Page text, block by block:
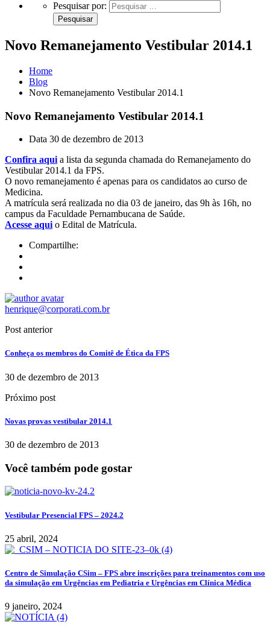
Pesquisar por:
Novo Remanejamento Vestibular 2014.1
Home
Blog
Novo Remanejamento Vestibular 2014.1
Novo Remanejamento Vestibular 2014.1
Data 30 de dezembro de 2013
Confira aqui a lista da segunda chamada do Remanejamento do
Vestibular 2014.1 da FPS.
O novo remanejamento é apenas para os candidatos ao curso de
Medicina.
A matrícula será realizada no dia 03 de janeiro, das 9h às 16h, no
campus da Faculdade Pernambucana de Saúde.
Acesse aqui o Edital de Matrícula.
Compartilhe:
henrique@corporati.com.br
Post anterior
Conheça os membros do Comitê de Ética da FPS
30 de dezembro de 2013
Próximo post
Novas provas vestibular 2014.1
30 de dezembro de 2013
Você também pode gostar
Vestibular Presencial FPS – 2024.2
25 abril, 2024
Centro de Simulação CSim – FPS abre inscrições para treinamentos com uso
da simulação em Urgências em Pediatria e Urgências em Clínica Médica
9 janeiro, 2024